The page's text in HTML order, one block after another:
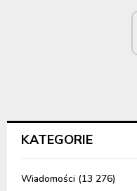
KATEGORIE
Wiadomości (13 276)